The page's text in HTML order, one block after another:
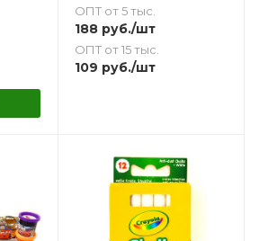
ОПТ от 5 тыс.
188руб./шт
ОПТ от 15 тыс.
109 руб./шт